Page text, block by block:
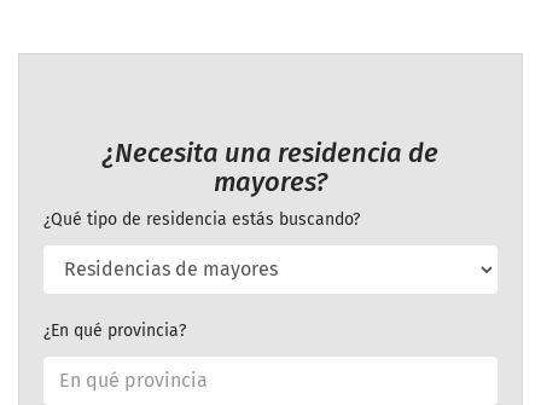
¿Necesita una residencia de
mayores?
¿Qué tipo de residencia estás buscando?
¿En qué provincia?